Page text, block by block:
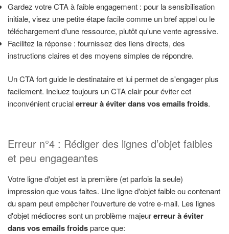
Gardez votre CTA à faible engagement : pour la sensibilisation
initiale, visez une petite étape facile comme un bref appel ou le
téléchargement d'une ressource, plutôt qu'une vente agressive.
Facilitez la réponse : fournissez des liens directs, des
instructions claires et des moyens simples de répondre.
Un CTA fort guide le destinataire et lui permet de s'engager plus
facilement. Incluez toujours un CTA clair pour éviter cet
inconvénient crucialerreur à éviter dans vos emails froids.
Erreur n°4 : Rédiger des lignes d’objet faibles
et peu engageantes
Votre ligne d'objet est la première (et parfois la seule)
impression que vous faites. Une ligne d'objet faible ou contenant
du spam peut empêcher l'ouverture de votre e-mail. Les lignes
d'objet médiocres sont un problème majeurerreur à éviter
dans vos emails froidsparce que: